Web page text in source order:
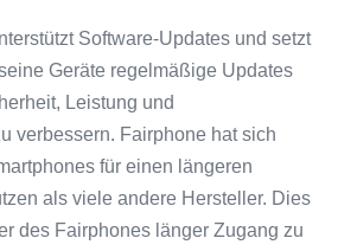
Software-Updates und setzt
Geräte regelmäßige Updates
Leistung und
verbessern. Fairphone hat sich
für einen längeren
als viele andere Hersteller. Dies
des Fairphones länger Zugang zu